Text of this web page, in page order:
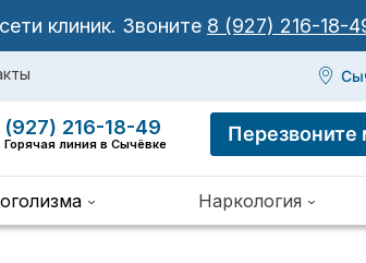
клиник. Звоните 8 (927) 216-18-
(927) 216-18-49
Горячая линия в Сычёвке Перезвоните
Наркология